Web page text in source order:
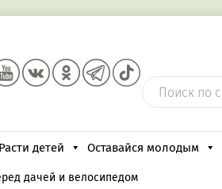
Расти детей Оставайся молодым
дачей и велосипедом